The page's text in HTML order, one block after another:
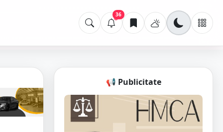
36
📢 Publicitate